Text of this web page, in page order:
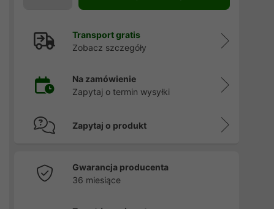
Transport gratis
Zobacz szczegóły
Na zamówienie
Zapytaj o termin wysyłki
Zapytaj o produkt
Gwarancja producenta
36 miesiące